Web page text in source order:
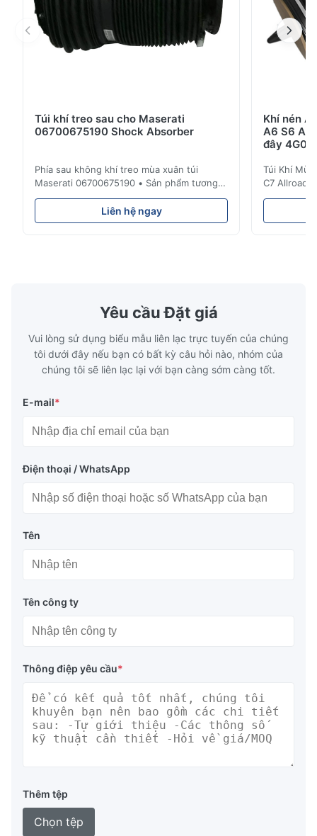
Túi khí treo sau cho Maserati
06700675190 Shock Absorber
Phía sau không khí treo mùa xuân túi
Maserati 06700675190 • Sản phẩm tương
thích 100% với phần gốc . Sản phẩm: Air
Spring & Air Bag Số OEM: 06700675190
Mẫu số: 06700675190 Chức vụ: Phía sau
Liên hệ ngay
Khí nén
A6 S6 A7
đây
Túi Khí
C7 Allroad
chữa. / Air
Yêu cầu Đặt giá
Vui lòng sử dụng biểu mẫu liên lạc trực tuyến của chúng
tôi dưới đây nếu bạn có bất kỳ câu hỏi nào, nhóm của
chúng tôi sẽ liên lạc lại với bạn càng sớm càng tốt.
E-mail*
Điện thoại / WhatsApp
Tên
Tên công ty
Thông điệp yêu cầu*
Thêm tệp
Chọn tệp